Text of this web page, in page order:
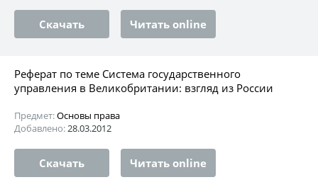
Скачать Читать online
Реферат по теме Система государственного
управления в Великобритании: взгляд из России
Предмет:Основы права
Добавлено:28.03.2012
Скачать Читать online